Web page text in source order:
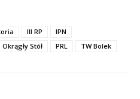
III RP
IPN
Okrągły Stół PRL TW Bolek